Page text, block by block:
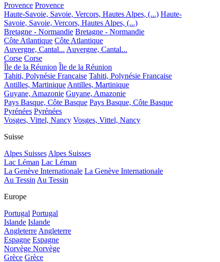
Provence Provence
Haute-Savoie, Savoie, Vercors, Hautes Alpes, (...) Haute-
Savoie, Savoie, Vercors, Hautes Alpes, (...)
Bretagne - Normandie Bretagne - Normandie
Côte Atlantique Côte Atlantique
Auvergne, Cantal... Auvergne, Cantal...
Corse Corse
Île de la Réunion Île de la Réunion
Tahiti, Polynésie Française Tahiti, Polynésie Française
Antilles, Martinique Antilles, Martinique
Guyane, Amazonie Guyane, Amazonie
Pays Basque, Côte Basque Pays Basque, Côte Basque
Pyrénées Pyrénées
Vosges, Vittel, Nancy Vosges, Vittel, Nancy
Suisse
Alpes Suisses Alpes Suisses
Lac Léman Lac Léman
La Genève Internationale La Genève Internationale
Au Tessin Au Tessin
Europe
Portugal Portugal
Islande Islande
Angleterre Angleterre
Espagne Espagne
Norvège Norvège
Grèce Grèce